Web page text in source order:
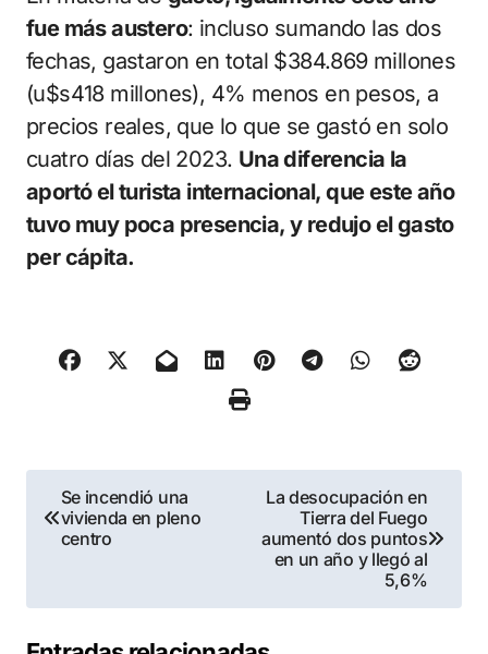
fue más austero: incluso sumando las dos
fechas, gastaron en total $384.869 millones
(u$s418 millones), 4% menos en pesos, a
precios reales, que lo que se gastó en solo
cuatro días del 2023. Una diferencia la
aportó el turista internacional, que este año
tuvo muy poca presencia, y redujo el gasto
per cápita.
Navegación
de
Se incendió una
vivienda en pleno
centro
La desocupación en
Tierra del Fuego
aumentó dos puntos
en un año y llegó al
5,6%